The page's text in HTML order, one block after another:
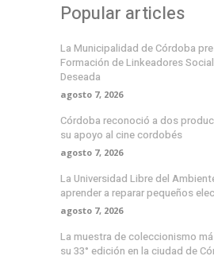
Popular articles
La Municipalidad de Córdoba
Formación de Linkeadores
Deseada
agosto 7, 2026
Córdoba reconoció a dos
su apoyo al cine cordobés
agosto 7, 2026
La Universidad Libre del
aprender a reparar pequeños
agosto 7, 2026
La muestra de coleccionismo
su 33° edición en la ciudad de